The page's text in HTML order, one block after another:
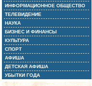
ИНФОРМАЦИОННОЕ ОБЩЕСТВО
ТЕЛЕВИДЕНИЕ
НАУКА
БИЗНЕС И ФИНАНСЫ
КУЛЬТУРА
СПОРТ
АФИША
ДЕТСКАЯ АФИША
УБЫТКИ ГОДА